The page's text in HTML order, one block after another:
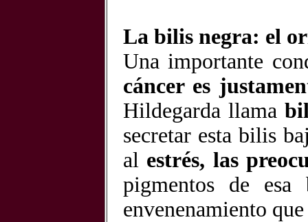
La bilis negra: el
Una importante
cáncer es
Hildegarda llama
secretar esta bilis
al estrés, las
pigmentos de esa
envenenamiento